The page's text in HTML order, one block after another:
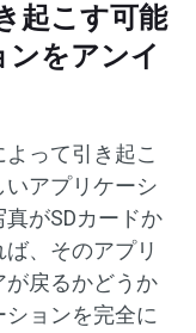
起こす可能
をアンイ
って引き起こ
アプリケーシ
がSDカードか
、そのアプリ
戻るかどうか
ョンを完全に